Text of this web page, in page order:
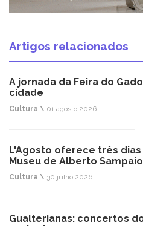
Artigos relacionados
A jornada da Feira do
cidade
Cultura \ 01 agosto 2026
L'Agosto oferece três
Museu de Alberto Sampaio
Cultura \ 30 julho 2026
Gualterianas: concertos